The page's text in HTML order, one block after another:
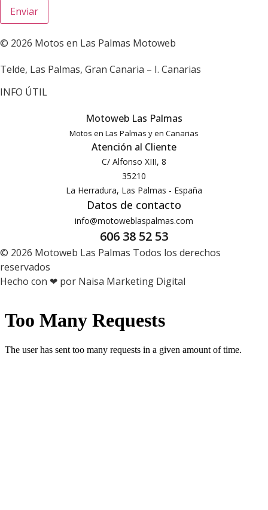
Enviar
© 2026 Motos en Las Palmas Motoweb
Telde, Las Palmas, Gran Canaria – I. Canarias
INFO ÚTIL
Motoweb Las Palmas
Motos en Las Palmas y en Canarias
Atención al Cliente
C/ Alfonso XIII, 8
35210
La Herradura, Las Palmas - España
Datos de contacto
info@motoweblaspalmas.com
606 38 52 53
© 2026 Motoweb Las Palmas Todos los derechos
reservados
Hecho con ❤ por Naisa Marketing Digital